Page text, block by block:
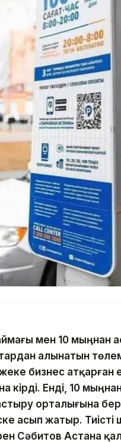
мен 10 мыңнан
алынатын
бизнес атқарған
кірді. Енді, 10
орталығына
асып жатыр.
Сәбитов Астана